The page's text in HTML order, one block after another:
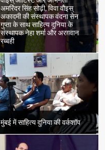
अमरिंदर सिंह सोढ़ी, विवा वौइस्
अकादमी की संस्थापक वंदना सेन
गुप्ता के साथ साहित्य दुनिया के
संस्थापक नेहा शर्मा और अरग़वान
रब्बही
मुंबई में साहित्य दुनिया की वर्कशॉप